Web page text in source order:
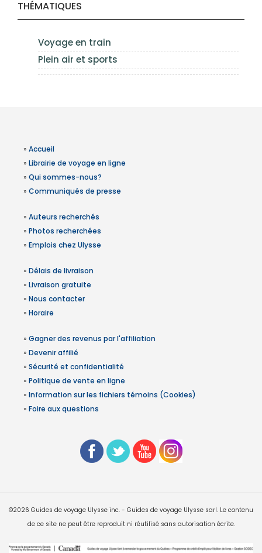
THÉMATIQUES
Voyage en train
Plein air et sports
» Accueil
» Librairie de voyage en ligne
» Qui sommes-nous?
» Communiqués de presse
» Auteurs recherchés
» Photos recherchées
» Emplois chez Ulysse
» Délais de livraison
» Livraison gratuite
» Nous contacter
» Horaire
» Gagner des revenus par l'affiliation
» Devenir affilié
» Sécurité et confidentialité
» Politique de vente en ligne
» Information sur les fichiers témoins (Cookies)
» Foire aux questions
©2026 Guides de voyage Ulysse inc. - Guides de voyage Ulysse sarl. Le contenu
de ce site ne peut être reproduit ni réutilisé sans autorisation écrite.